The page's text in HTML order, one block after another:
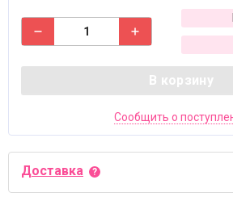
В корзину
Сообщить о
Доставка